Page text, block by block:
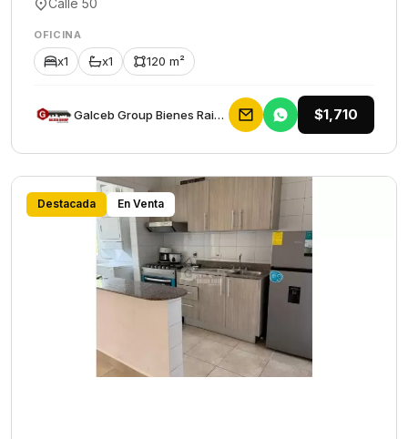
Calle 50
OFICINA
x1 x1 120 m²
Galceb Group Bienes Raices $1,710
Destacada En Venta